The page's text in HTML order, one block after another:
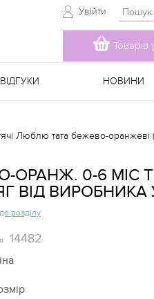
Увійти
НОВИНИ
Люблю тата бежево-оранжеві
0-6 МІС
ВІД ВИРОБНИКА
розділу
14482